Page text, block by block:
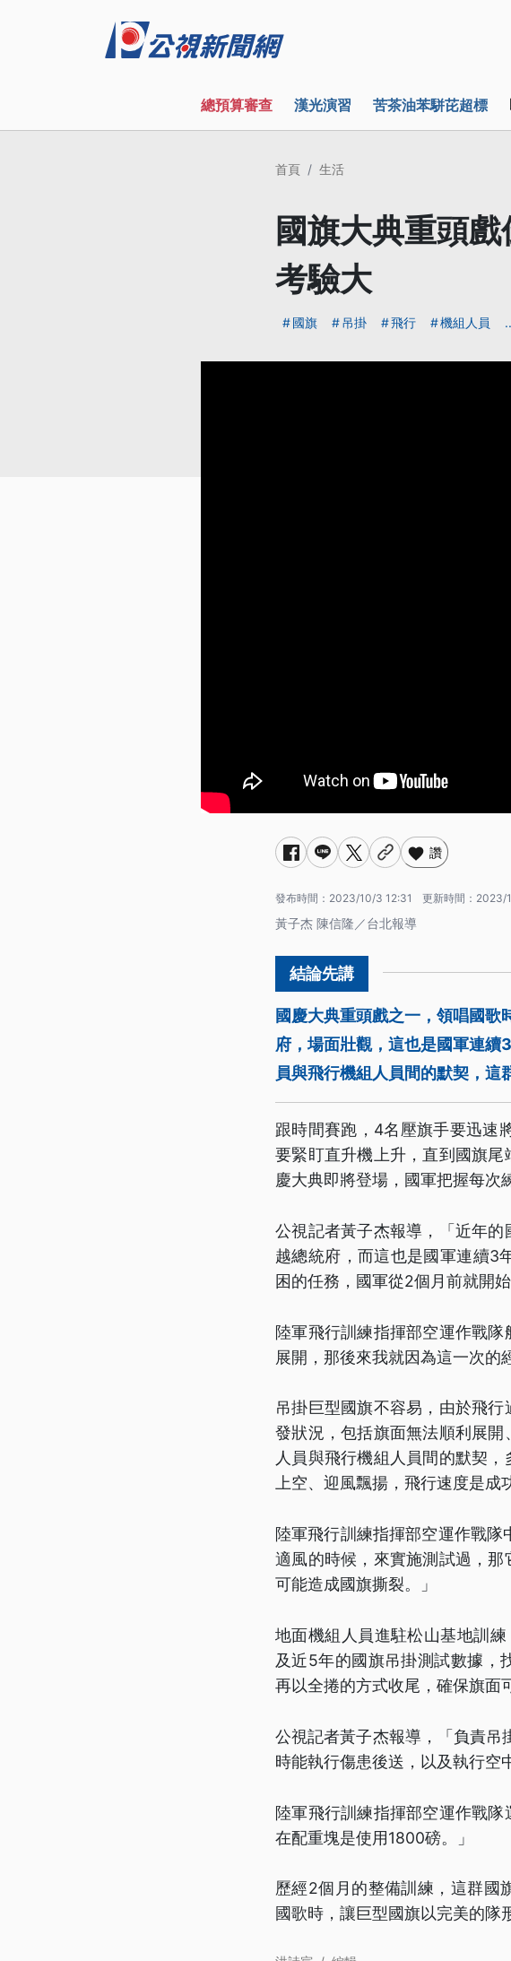
總預算審查 漢光演習 苦茶油苯駢芘超標
首頁 生活
國旗大典重頭
考驗大
國旗 吊掛 飛行 機組人員
讚
發布時間： 2023/10/3 12:31 更新時間： 2023/
黃子杰 陳信隆／台北報導
國慶大典重頭戲之一，領唱國
府，場面壯觀，這也是國軍連
員與飛行機組人員間的默契，這
跟時間賽跑，4名壓旗手要迅速
要緊盯直升機上升，直到國旗
慶大典即將登場，國軍把握每次
公視記者黃子杰報導，「近年
越總統府，而這也是國軍連續3
困的任務，國軍從2個月前就開
陸軍飛行訓練指揮部空運作戰
展開，那後來我就因為這一次的
吊掛巨型國旗不容易，由於飛
發狀況，包括旗面無法順利展
人員與飛行機組人員間的默契
上空、迎風飄揚，飛行速度是成
陸軍飛行訓練指揮部空運作戰
適風的時候，來實施測試過，那
可能造成國旗撕裂。」
地面機組人員進駐松山基地訓
及近5年的國旗吊掛測試數據，
再以全捲的方式收尾，確保旗面
公視記者黃子杰報導，「負責
時能執行傷患後送，以及執行空
陸軍飛行訓練指揮部空運作戰
在配重塊是使用1800磅。」
歷經2個月的整備訓練，這群國
國歌時，讓巨型國旗以完美的隊